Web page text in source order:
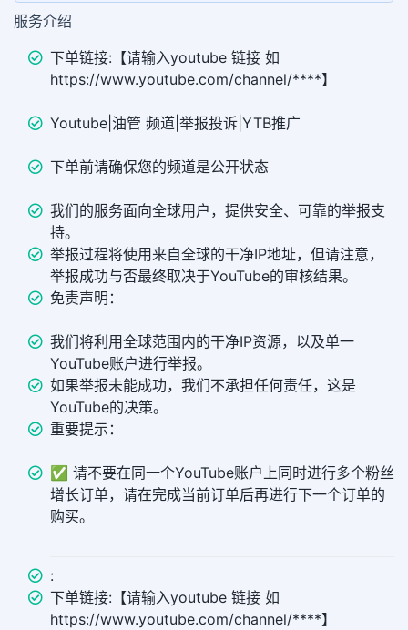
服务介绍
下单链接:【请输入youtube 链接 如
https://www.youtube.com/channel/****】
Youtube|油管 频道|举报投诉|YTB推广
下单前请确保您的频道是公开状态
我们的服务面向全球用户，提供安全、可靠的举报支
持。
举报过程将使用来自全球的干净IP地址，但请注意，
举报成功与否最终取决于YouTube的审核结果。
免责声明：
我们将利用全球范围内的干净IP资源，以及单一
YouTube账户进行举报。
如果举报未能成功，我们不承担任何责任，这是
YouTube的决策。
重要提示：
✅ 请不要在同一个YouTube账户上同时进行多个粉丝
增长订单，请在完成当前订单后再进行下一个订单的
购买。
:
下单链接:【请输入youtube 链接 如
https://www.youtube.com/channel/****】